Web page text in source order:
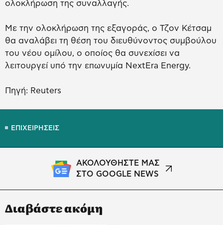
ολοκλήρωση της συναλλαγής.
Με την ολοκλήρωση της εξαγοράς, ο Τζον Κέτσαμ
θα αναλάβει τη θέση του διευθύνοντος συμβούλου
του νέου ομίλου, ο οποίος θα συνεχίσει να
λειτουργεί υπό την επωνυμία NextEra Energy.
Πηγή: Reuters
ΕΠΙΧΕΙΡΗΣΕΙΣ
ΑΚΟΛΟΥΘΗΣΤΕ ΜΑΣ
ΣΤΟ GOOGLE NEWS
Διαβάστε ακόμη